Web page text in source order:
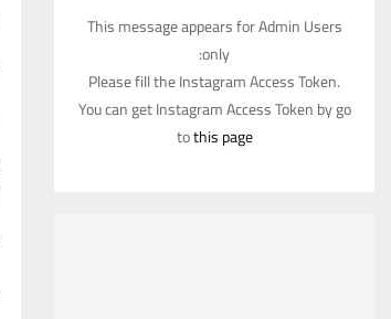
This message appears for Admin Users
only:
Please fill the Instagram Access Token.
You can get Instagram Access Token by go
tothis page